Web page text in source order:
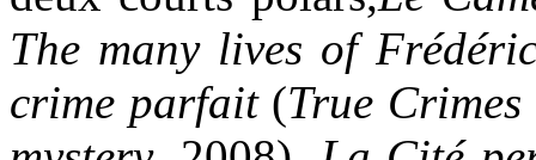
The many lives of
crime parfait (True